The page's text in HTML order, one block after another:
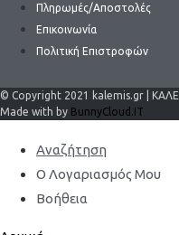
Πληρωμές/Αποστολές
Επικοινωνία
Πολιτική Επιστροφών
© Copyright 2021 kalemis.gr |
Made with by BunnyCloud.IT
Αναζήτηση
Ο Λογαριασμός Μου
Βοήθεια